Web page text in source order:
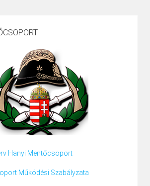
Hanyi Mentőcsoport
Működési Szabályzata